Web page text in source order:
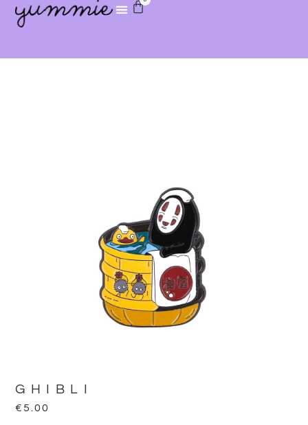
GHIBLI
€5.00